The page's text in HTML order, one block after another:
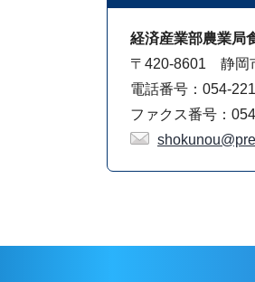
経済産業部農業局
〒420-8601 静岡
電話番号：054-
ファクス番号：